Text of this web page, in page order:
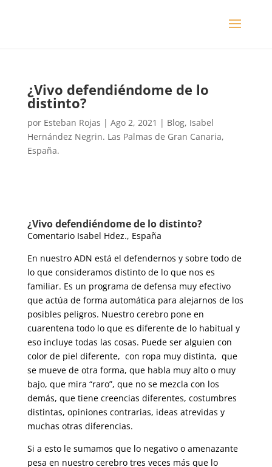
​¿Vivo defendiéndome de lo
distinto?
por Esteban Rojas | Ago 2, 2021 | Blog, Isabel
Hernández Negrin. Las Palmas de Gran Canaria,
España.
​¿Vivo defendiéndome de lo distinto?
Comentario Isabel Hdez., España
En nuestro ADN está el defendernos y sobre todo de
lo que consideramos distinto de lo que nos es
familiar. Es un programa de defensa muy efectivo
que actúa de forma automática para alejarnos de los
posibles peligros. Nuestro cerebro pone en
cuarentena todo lo que es diferente de lo habitual y
eso incluye todas las cosas. Puede ser alguien con
color de piel diferente, con ropa muy distinta, que
se mueve de otra forma, que habla muy alto o muy
bajo, que mira “raro”, que no se mezcla con los
demás, que tiene creencias diferentes, costumbres
distintas, opiniones contrarias, ideas atrevidas y
muchas otras diferencias.
Si a esto le sumamos que lo negativo o amenazante
pesa en nuestro cerebro tres veces más que lo